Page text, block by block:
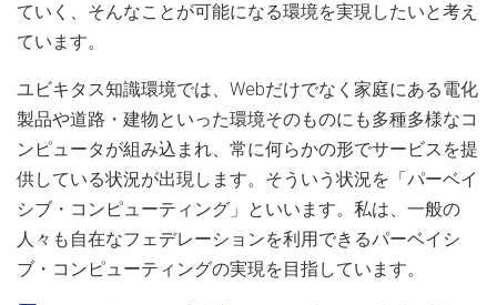
ていく、そんなことが可能になる環境を実現したいと考え
ています。
ユビキタス知識環境では、Webだけでなく家庭にある電化
製品や道路・建物といった環境そのものにも多種多様なコ
ンピュータが組み込まれ、常に何らかの形でサービスを提
供している状況が出現します。そういう状況を「パーベイ
シブ・コンピューティング」といいます。私は、一般の
人々も自在なフェデレーションを利用できるパーベイシ
ブ・コンピューティングの実現を目指しています。